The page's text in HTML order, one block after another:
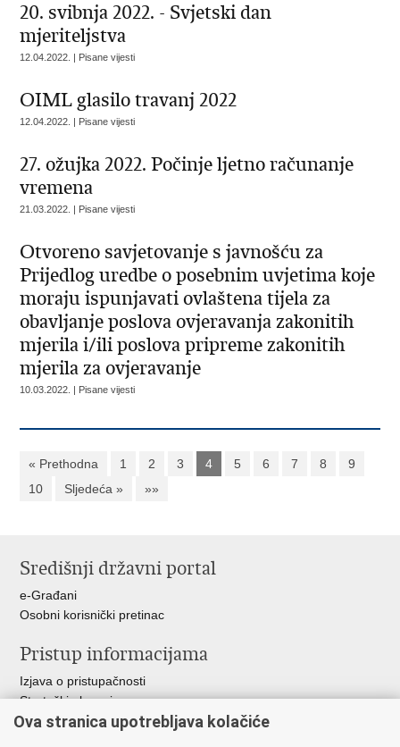
20. svibnja 2022. - Svjetski dan
mjeriteljstva
12.04.2022. | Pisane vijesti
OIML glasilo travanj 2022
12.04.2022. | Pisane vijesti
27. ožujka 2022. Počinje ljetno računanje
vremena
21.03.2022. | Pisane vijesti
Otvoreno savjetovanje s javnošću za
Prijedlog uredbe o posebnim uvjetima koje
moraju ispunjavati ovlaštena tijela za
obavljanje poslova ovjeravanja zakonitih
mjerila i/ili poslova pripreme zakonitih
mjerila za ovjeravanje
10.03.2022. | Pisane vijesti
« Prethodna 1 2 3 4 5 6 7 8
9
10
Sljedeća » »»
Središnji državni portal
e-Građani
Osobni korisnički pretinac
Pristup informacijama
Izjava o pristupačnosti
Strateški planovi
Planovi nabave
Ova stranica upotrebljava kolačiće